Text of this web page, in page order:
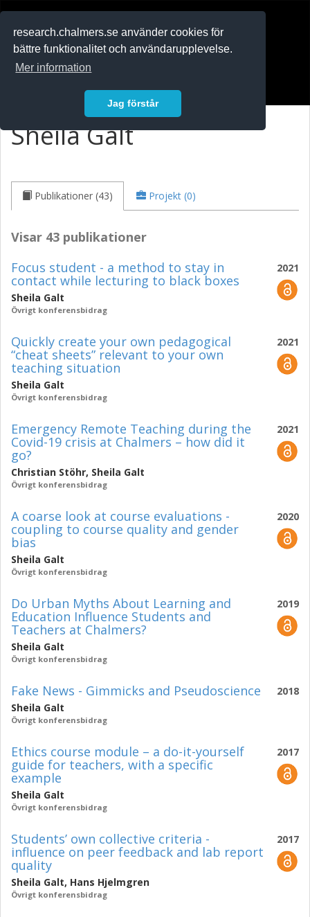
research.chalmers.se använder cookies för
bättre funktionalitet och användarupplevelse.
Mer information
Jag förstår
Sheila Galt
Publikationer (43) Projekt (0)
Visar 43 publikationer
2021
Focus student - a method to stay in
contact while lecturing to black boxes
Sheila Galt
Övrigt konferensbidrag
2021
Quickly create your own pedagogical
“cheat sheets” relevant to your own
teaching situation
Sheila Galt
Övrigt konferensbidrag
2021
Emergency Remote Teaching during the
Covid-19 crisis at Chalmers – how did it
go?
Christian Stöhr, Sheila Galt
Övrigt konferensbidrag
2020
A coarse look at course evaluations -
coupling to course quality and gender
bias
Sheila Galt
Övrigt konferensbidrag
2019
Do Urban Myths About Learning and
Education Influence Students and
Teachers at Chalmers?
Sheila Galt
Övrigt konferensbidrag
2018
Fake News - Gimmicks and Pseudoscience
Sheila Galt
Övrigt konferensbidrag
2017
Ethics course module – a do-it-yourself
guide for teachers, with a specific
example
Sheila Galt
Övrigt konferensbidrag
2017
Students’ own collective criteria -
influence on peer feedback and lab report
quality
Sheila Galt, Hans Hjelmgren
Övrigt konferensbidrag